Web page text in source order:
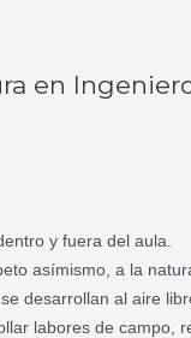
en
y fuera del aula.
asímismo, a la
desarrollan al aire
labores de